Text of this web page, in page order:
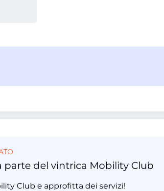
parte del vintrica Mobility Club
Club e approfitta dei servizi!